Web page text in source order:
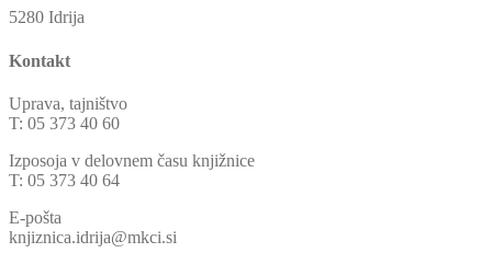
5280 Idrija
Kontakt
Uprava, tajništvo
T: 05 373 40 60
Izposoja v delovnem času knjižnice
T: 05 373 40 64
E-pošta
knjiznica.idrija@mkci.si